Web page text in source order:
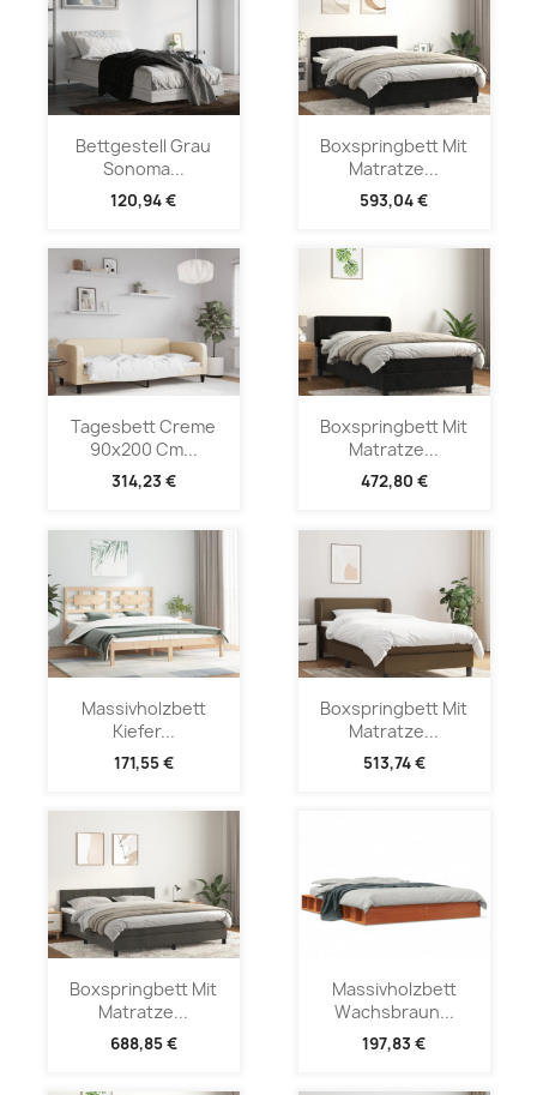
Bettgestell Grau
Sonoma...
120,94 €
Boxspringbett Mit
Matratze...
593,04 €
Tagesbett Creme
90x200 Cm...
314,23 €
Boxspringbett Mit
Matratze...
472,80 €
Massivholzbett
Kiefer...
171,55 €
Boxspringbett Mit
Matratze...
513,74 €
Boxspringbett Mit
Matratze...
688,85 €
Massivholzbett
Wachsbraun...
197,83 €